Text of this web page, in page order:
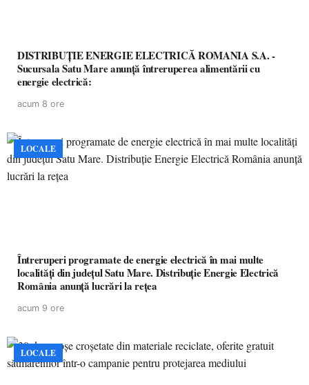
DISTRIBUȚIE ENERGIE ELECTRICĂ ROMANIA S.A. -
Sucursala Satu Mare anunţă întreruperea alimentării cu
energie electrică:
acum 8 ore
LOCALE
Întreruperi programate de energie electrică în mai multe
localități din județul Satu Mare. Distribuție Energie Electrică
România anunță lucrări la rețea
acum 9 ore
LOCALE